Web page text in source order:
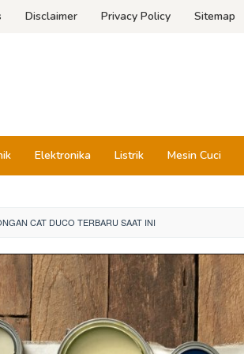
Disclaimer Privacy Policy Sitemap
Elektronika Listrik Mesin Cuci
CAT DUCO TERBARU SAAT INI